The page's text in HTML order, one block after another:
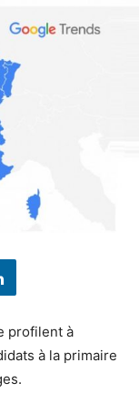
profilent à
à la primaire